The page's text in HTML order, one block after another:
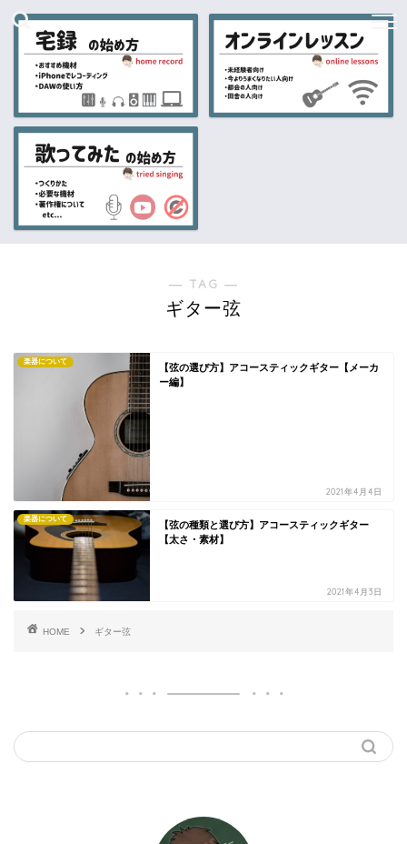
― TAG ―
ギター弦
楽器について
【弦の選び方】アコースティックギター【メーカ
ー編】
2021年4月4日
楽器について
【弦の種類と選び方】アコースティックギター
【太さ・素材】
2021年4月3日
HOME ギター弦